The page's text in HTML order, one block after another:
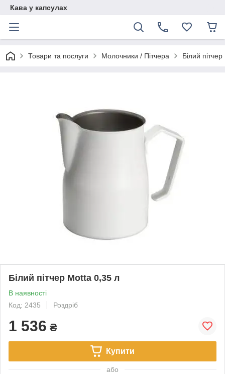
Кава у капсулах
Товари та послуги Молочники / Пітчера Білий
Білий пітчер Motta 0,35 л
В наявності
Код: 2435
Роздріб
1 536 ₴
Купити
або